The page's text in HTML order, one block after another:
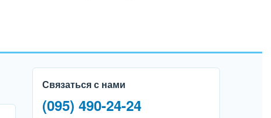
Связаться с нами
(095) 490-24-24